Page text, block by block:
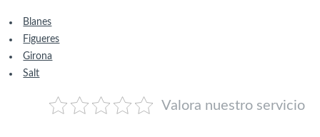
Blanes
Figueres
Girona
Salt
Valora nuestro servicio